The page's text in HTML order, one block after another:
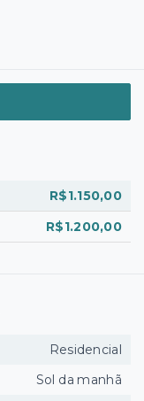
R$1.150,00
R$1.200,00
Residencial
Sol da manhã